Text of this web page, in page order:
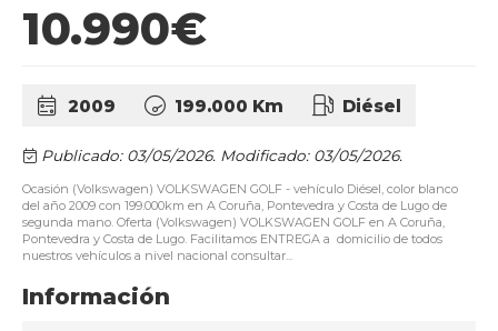
10.990€
2009 199.000 Km Diésel
Publicado: 03/05/2026. Modificado: 03/05/2026.
Ocasión (Volkswagen) VOLKSWAGEN GOLF - vehículo Diésel, color blanco
del año 2009 con 199.000km en A Coruña, Pontevedra y Costa de Lugo de
segunda mano. Oferta (Volkswagen) VOLKSWAGEN GOLF en A Coruña,
Pontevedra y Costa de Lugo. Facilitamos ENTREGA a domicilio de todos
nuestros vehículos a nivel nacional consultar...
Información